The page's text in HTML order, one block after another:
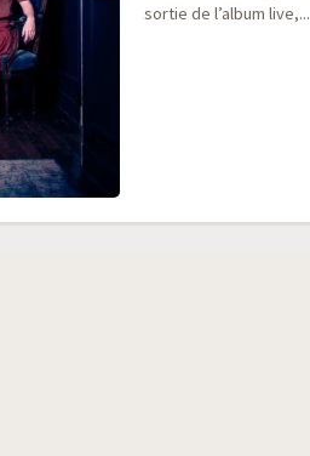
sor­tie de l’album live,...